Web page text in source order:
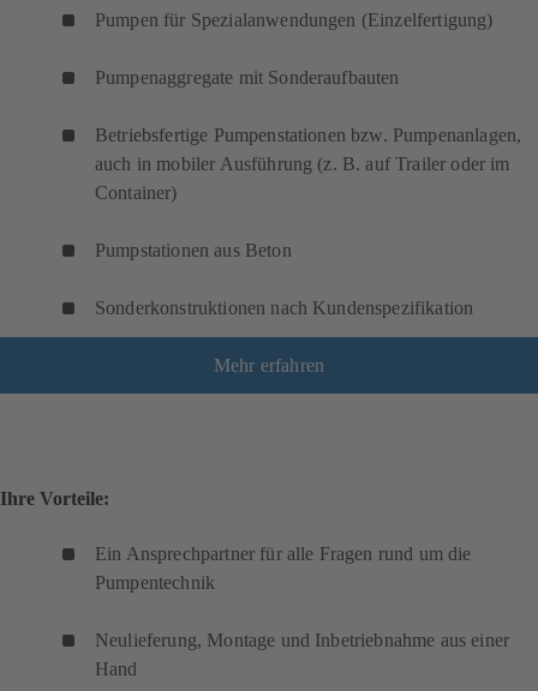
Pumpen für Spezialanwendungen (Einzelfertigung)
Pumpenaggregate mit Sonderaufbauten
Betriebsfertige Pumpenstationen bzw. Pumpenanlagen,
auch in mobiler Ausführung (z. B. auf Trailer oder im
Container)
Pumpstationen aus Beton
Sonderkonstruktionen nach Kundenspezifikation
Mehr erfahren
Ihre Vorteile:
Ein Ansprechpartner für alle Fragen rund um die
Pumpentechnik
Neulieferung, Montage und Inbetriebnahme aus einer
Hand